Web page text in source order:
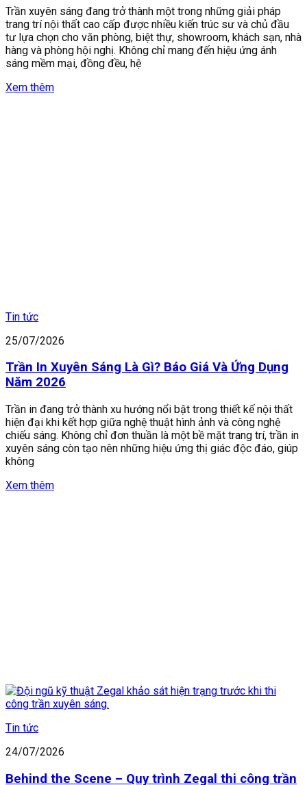
Trần xuyên sáng đang trở thành một trong những giải pháp
trang trí nội thất cao cấp được nhiều kiến trúc sư và chủ đầu
tư lựa chọn cho văn phòng, biệt thự, showroom, khách sạn, nhà
hàng và phòng hội nghị. Không chỉ mang đến hiệu ứng ánh
sáng mềm mại, đồng đều, hệ
Xem thêm
Tin tức
25/07/2026
Trần In Xuyên Sáng Là Gì? Báo Giá Và Ứng Dụng
Năm 2026
Trần in đang trở thành xu hướng nổi bật trong thiết kế nội thất
hiện đại khi kết hợp giữa nghệ thuật hình ảnh và công nghệ
chiếu sáng. Không chỉ đơn thuần là một bề mặt trang trí, trần in
xuyên sáng còn tạo nên những hiệu ứng thị giác độc đáo, giúp
không
Xem thêm
Tin tức
24/07/2026
Behind the Scene – Quy trình Zegal thi công trần